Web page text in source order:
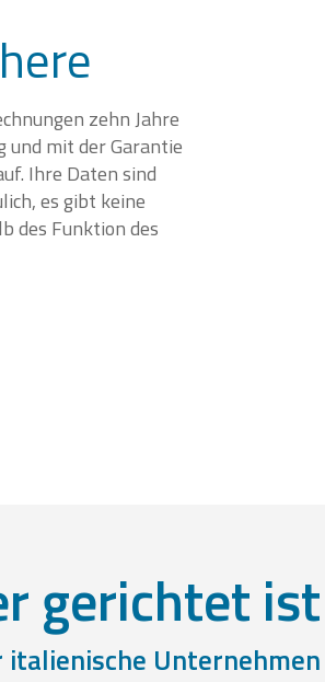
zehn Jahre
und mit der Garantie
Ihre Daten sind
es gibt keine
des Funktion des
gerichtet ist
italienische Unternehmen